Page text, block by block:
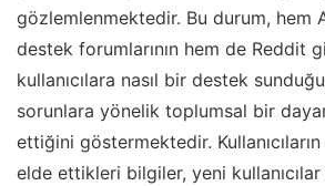
gözlemlenmektedir. Bu durum, hem
destek forumlarının hem de Reddit
kullanıcılara nasıl bir destek
sorunlara yönelik toplumsal bir
ettiğini göstermektedir.
elde ettikleri bilgiler, yeni